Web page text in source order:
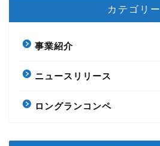
カテゴリー
事業紹介
ニュースリリース
ロングランコンペ